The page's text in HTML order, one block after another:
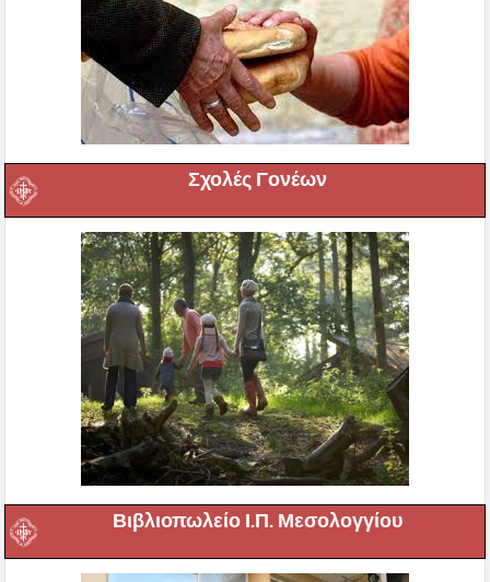
Σχολές Γονέων
Βιβλιοπωλείο Ι.Π. Μεσολογγίου